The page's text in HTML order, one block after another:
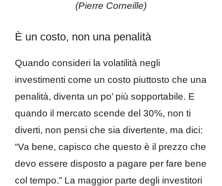
(Pierre Corneille)
È un costo, non una penalità
Quando consideri la volatilità negli
investimenti come un costo piuttosto che una
penalità, diventa un po’ più sopportabile. E
quando il mercato scende del 30%, non ti
diverti, non pensi che sia divertente, ma dici:
“Va bene, capisco che questo è il prezzo che
devo essere disposto a pagare per fare bene
col tempo.” La maggior parte degli investitori